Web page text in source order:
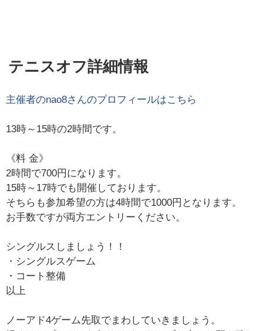
テニスオフ詳細情報
主催者のnao8さんのプロフィールはこちら
13時～15時の2時間です。
《料 金》
2時間で700円になります。
15時～17時でも開催しております。
そちらも参加希望の方は4時間で1000円となります。
お手数ですが両方エントリーください。
シングルスしましょう！！
・シングルスゲーム
・コート整備
以上
ノーアド4ゲーム先取でまわしていきましょう。